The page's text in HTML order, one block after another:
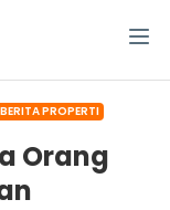
BERITA PROPERTI
Orang